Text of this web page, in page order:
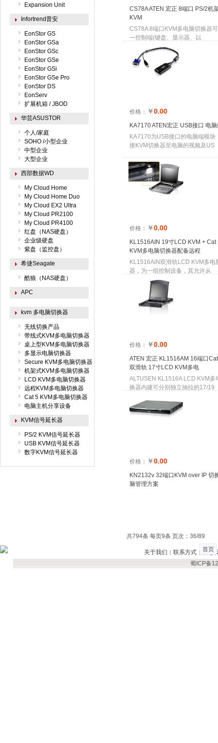
CS78A ATEN 宏正 8端口 PS/2机
KVM
CS78A 8端口KVM多电脑切换器
一控制端(键盘、显示器、以
价格： ￥0.00
KA7170 ATEN宏正 USB接口 电
KA7170为USB接口的电脑端模块
接KVM切换器至电脑的视频及US
价格： ￥0.00
KL1516AIN 19寸LCD KVM + Cat
KVM多电脑切换器配备远程
KL1516AiN双滑轨LCD KVM多电
器，为一组控制设备，其允许从
价格： ￥0.00
ATEN 宏正 KL1516AM 16端口
双滑轨 17寸LCD KVM多电
ALTUSEN KL1516A LCD KVM多
换器内建可分别独立抽拉的17/19
价格： ￥0.00
KN2132v 32端口KVM over IP 切
脑管理方案
共794条 每页9条 页次：36/89
首页
Expansion Unit
Infortrend普安
EonStor GS
EonStor GSa
EonStor GSc
EonStor GSe
EonStor GSi
EonStor GSe Pro
EonStor DS
EonServ
扩展机箱 / JBOD
华芸ASUSTOR
个人/家庭
SOHO /小型企业
中型企业
大型企业
西部数据WD
My Cloud Home
My Cloud Home Duo
My Cloud EX2 Ultra
My Cloud PR2100
My Cloud PR4100
红盘（NAS硬盘）
企业级硬盘
紫盘（监控盘）
希捷Seagate
酷狼（NAS硬盘）
APC
kvm 多电脑切换器
无线切换产品
带线式KVM多电脑切换器
桌上型KVM多电脑切换器
多显示电脑切换器
Secure KVM多电脑切换器
机架式KVM多电脑切换器
LCD KVM多电脑切换器
远程KVM多电脑切换器
Cat 5 KVM多电脑切换器
电脑主机分享设备
KVM信号延长器
PS/2 KVM信号延长器
USB KVM信号延长器
数字KVM信号延长器
关于我们 | 联系方式 |
信息
蜀ICP备